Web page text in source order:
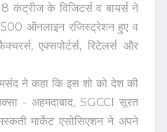
के विजिटर्स व बायर्स ने
ऑनलाइन रजिस्ट्रेशन हुए व
एक्सपोर्टर्स, रिटेलर्स और
ने कहा कि इस शो को देश की
- अहमदाबाद, SGCCI सूरत
मार्केट एसोसिएशन ने अपने